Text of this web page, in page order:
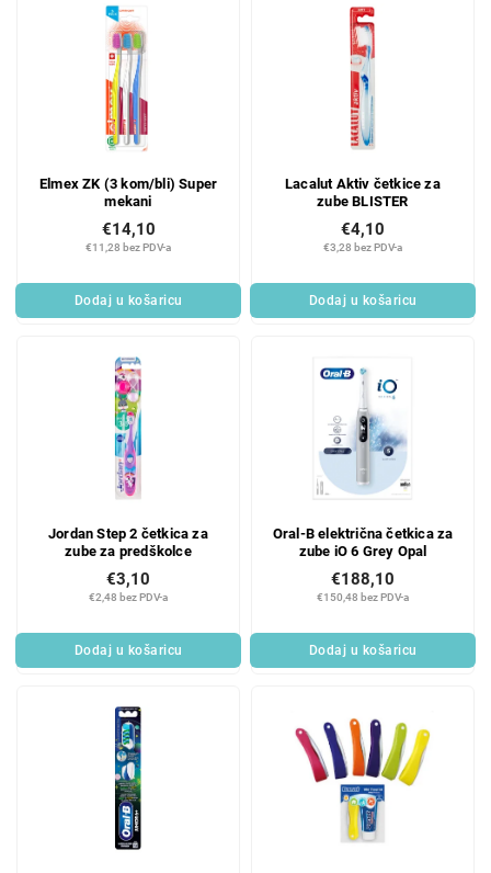
Elmex ZK (3 kom/bli) Super
mekani
€11,28 bez PDV-a
€14,10
Dodaj u košaricu
Lacalut Aktiv četkice za
zube BLISTER
€3,28 bez PDV-a
€4,10
Dodaj u košaricu
Jordan Step 2 četkica za
zube za predškolce
€2,48 bez PDV-a
€3,10
Dodaj u košaricu
Oral-B električna četkica za
zube iO 6 Grey Opal
€150,48 bez PDV-a
€188,10
Dodaj u košaricu